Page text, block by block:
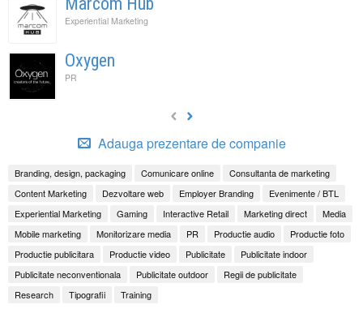
Experiential Marketing
Oxygen
PR
Adauga prezentare de companie
Branding, design, packaging Comunicare online
Consultanta de marketing
Content Marketing
Dezvoltare web Employer Branding
Evenimente / BTL
Experiential Marketing
Gaming Interactive Retail Marketing direct
Media
Mobile marketing
Monitorizare media PR Productie audio
Productie foto
Productie publicitara
Productie video Publicitate
Publicitate indoor
Publicitate neconventionala
Publicitate outdoor
Regii de publicitate
Research
Tipografii Training